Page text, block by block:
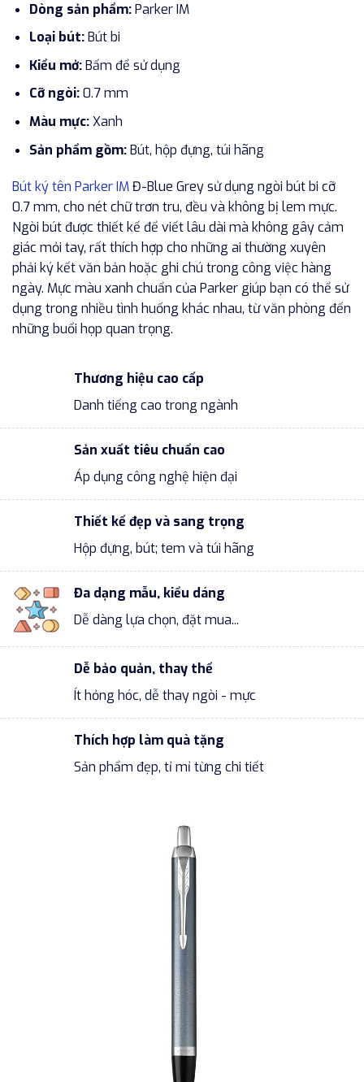
Dòng sản phẩm:Parker IM
Loại bút:Bút bi
Kiểu mở:Bấm để sử dụng
Cỡ ngòi:0.7 mm
Màu mực:Xanh
Sản phẩm gồm:Bút, hộp đựng, túi hãng
Bút ký tên Parker IMĐ-Blue Grey sử dụng ngòi bút bi cỡ
0.7 mm, cho nét chữ trơn tru, đều và không bị lem mực.
Ngòi bút được thiết kế để viết lâu dài mà không gây cảm
giác mỏi tay, rất thích hợp cho những ai thường xuyên
phải ký kết văn bản hoặc ghi chú trong công việc hàng
ngày. Mực màu xanh chuẩn của Parker giúp bạn có thể sử
dụng trong nhiều tình huống khác nhau, từ văn phòng đến
những buổi họp quan trọng.
Thương hiệu cao cấp
Danh tiếng cao trong ngành
Sản xuất tiêu chuẩn cao
Áp dụng công nghệ hiện đại
Thiết kế đẹp và sang trọng
Hộp đựng, bút; tem và túi hãng
Đa dạng mẫu, kiểu dáng
Dễ dàng lựa chọn, đặt mua...
Dễ bảo quản, thay thế
Ít hỏng hóc, dễ thay ngòi - mực
Thích hợp làm quà tặng
Sản phẩm đẹp, tỉ mỉ từng chi tiết